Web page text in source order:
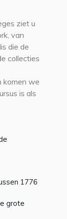
ziet u
van
die de
collecties
komen we
is als
1776
grote